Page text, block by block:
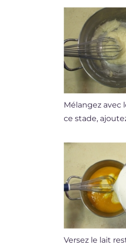
Mélangez avec
ce stade,
Versez le lait